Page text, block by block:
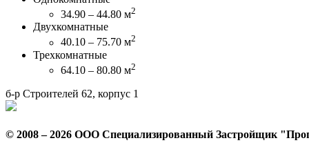
34.90 – 44.80 м2
Двухкомнатные
40.10 – 75.70 м2
Трехкомнатные
64.10 – 80.80 м2
б-р Строителей 62, корпус 1
© 2008 – 2026 ООО Специализированный Застройщик